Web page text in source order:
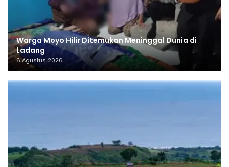
Warga Moyo Hilir Ditemukan Meninggal Dunia di
Ladang
6 Agustus 2026